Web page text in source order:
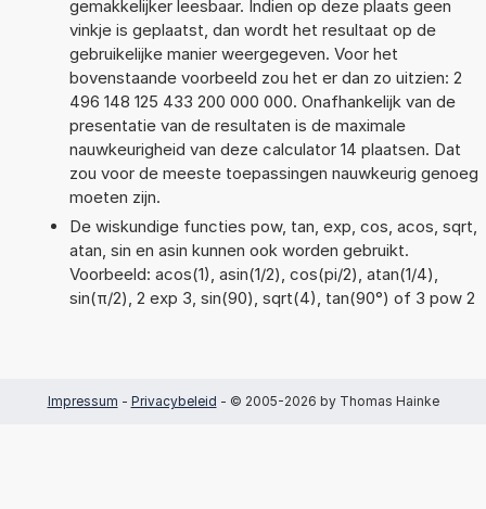
gemakkelijker leesbaar. Indien op deze plaats geen
vinkje is geplaatst, dan wordt het resultaat op de
gebruikelijke manier weergegeven. Voor het
bovenstaande voorbeeld zou het er dan zo uitzien: 2
496 148 125 433 200 000 000. Onafhankelijk van de
presentatie van de resultaten is de maximale
nauwkeurigheid van deze calculator 14 plaatsen. Dat
zou voor de meeste toepassingen nauwkeurig genoeg
moeten zijn.
De wiskundige functies pow, tan, exp, cos, acos, sqrt,
atan, sin en asin kunnen ook worden gebruikt.
Voorbeeld: acos(1), asin(1/2), cos(pi/2), atan(1/4),
sin(π/2), 2 exp 3, sin(90), sqrt(4), tan(90°) of 3 pow 2
Impressum - Privacybeleid - © 2005-2026 by Thomas Hainke